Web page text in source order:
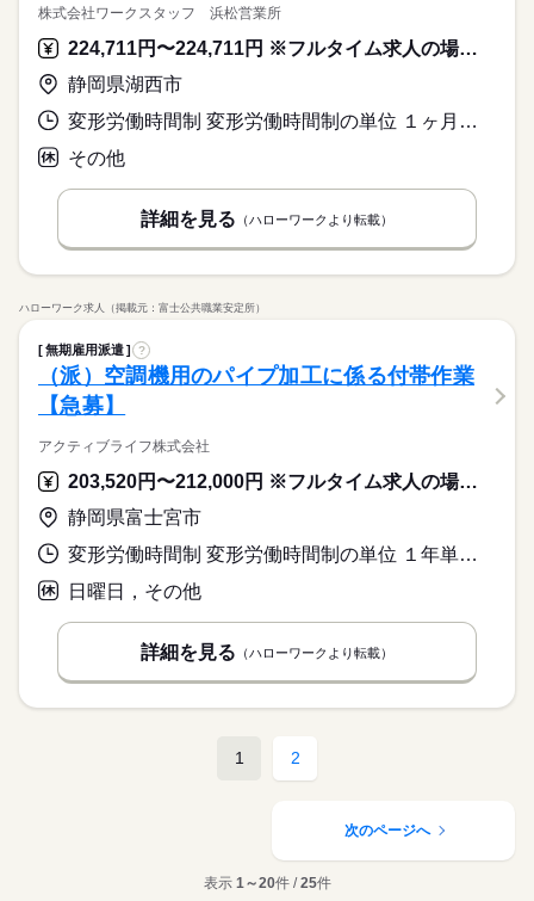
株式会社ワークスタッフ 浜松営業所
224,711円〜224,711円 ※フルタイム求人の場合は月額（換算額）、パート求人の場合は時間額を表示しています。
静岡県湖西市
変形労働時間制 変形労働時間制の単位 １ヶ月単位 就業時間１ 8時30分〜18時35分 就業時間２ 20時30分〜6時35分 就業時間３ 8時30分〜17時05分 就業時間に関する特記事項 （１）（２）交替制 １日労働時間：８時間３５分
その他
詳細を見る （ハローワークより転載）
ハローワーク求人（掲載元：富士公共職業安定所）
無期雇用派遣 ?
（派）空調機用のパイプ加工に係る付帯作業
【急募】
アクティブライフ株式会社
203,520円〜212,000円 ※フルタイム求人の場合は月額（換算額）、パート求人の場合は時間額を表示しています。
静岡県富士宮市
変形労働時間制 変形労働時間制の単位 １年単位 就業時間１ 8時00分〜17時00分
日曜日，その他
詳細を見る （ハローワークより転載）
1 2
次のページへ
表示 1～20件 /25件